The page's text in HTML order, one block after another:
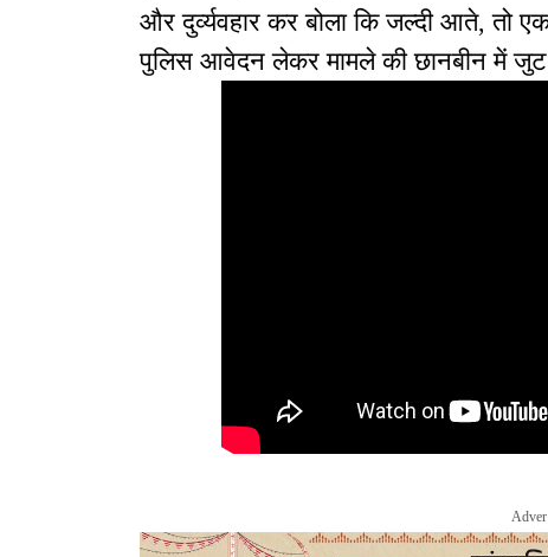
और दुर्व्यवहार कर बोला कि जल्दी आते, तो
पुलिस आवेदन लेकर मामले की छानबीन में